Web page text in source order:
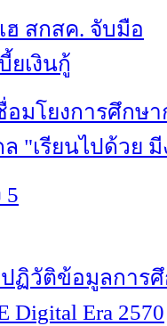
ฮ สกสค. จับมือ
ยเงินกู้
อมโยงการศึกษ
ล "เรียนไปด้วย
5
ฏิวัติข้อมูลการศึ
Digital Era 2570